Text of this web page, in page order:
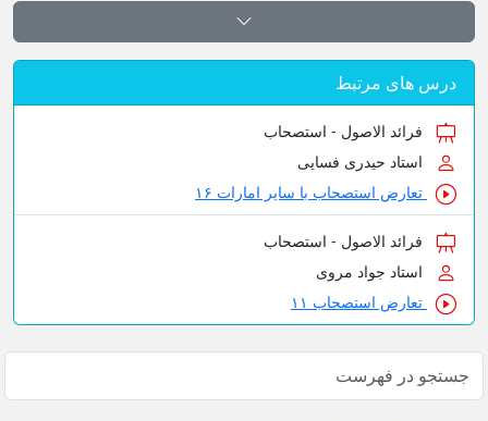
درس های مرتبط
فرائد الاصول - استصحاب
استاد حیدری فسایی
تعارض استصحاب با سایر امارات ۱۶
فرائد الاصول - استصحاب
استاد جواد مروی
تعارض استصحاب ۱۱